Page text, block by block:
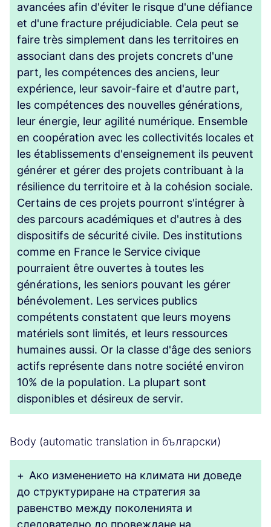
avancées afin d'éviter le risque d'une défiance
et d'une fracture préjudiciable. Cela peut se
faire très simplement dans les territoires en
associant dans des projets concrets d'une
part, les compétences des anciens, leur
expérience, leur savoir-faire et d'autre part,
les compétences des nouvelles générations,
leur énergie, leur agilité numérique. Ensemble
en coopération avec les collectivités locales et
les établissements d'enseignement ils peuvent
générer et gérer des projets contribuant à la
résilience du territoire et à la cohésion sociale.
Certains de ces projets pourront s'intégrer à
des parcours académiques et d'autres à des
dispositifs de sécurité civile. Des institutions
comme en France le Service civique
pourraient être ouvertes à toutes les
générations, les seniors pouvant les gérer
bénévolement. Les services publics
compétents constatent que leurs moyens
matériels sont limités, et leurs ressources
humaines aussi. Or la classe d'âge des seniors
actifs représente dans notre société environ
10% de la population. La plupart sont
disponibles et désireux de servir.
Body (automatic translation in български)
+ Ако изменението на климата ни доведе
до структуриране на стратегия за
равенство между поколенията и
следователно до провеждане на